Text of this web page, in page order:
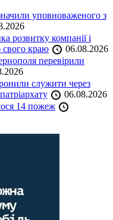
уповноваженого з
розвитку компанії і
свого краю
06.08.2026
перевірили
служити через
06.08.2026
14 пожеж